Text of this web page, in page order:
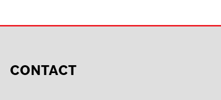
CONTACT